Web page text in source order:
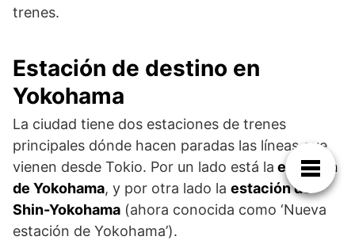
trenes.
Estación de destino en
Yokohama
La ciudad tiene dos estaciones de trenes
principales dónde hacen paradas las líneas que
vienen desde Tokio. Por un lado está la estación
de Yokohama, y por otra lado la estación de
Shin-Yokohama (ahora conocida como ‘Nueva
estación de Yokohama’).